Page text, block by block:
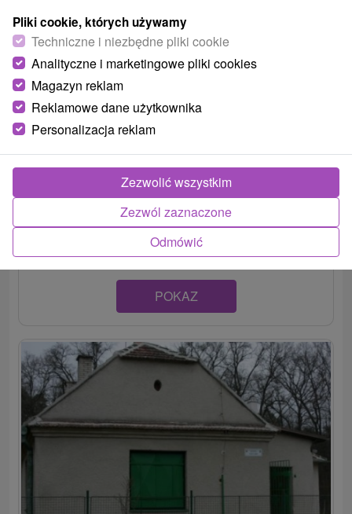
Penzión u Tonky Borský Svätý Jur
Borský Svätý Jur
Rodinný penzión na Záhorí, v rekreačnej oblasti Tomky,
ktorá patrí k obci Borský...
POKAZ
Pliki cookie, których używamy
Techniczne i niezbędne pliki cookie
Analityczne i marketingowe pliki cookies
Magazyn reklam
Reklamowe dane użytkownika
Personalizacja reklam
Odmówić
Zezwól zaznaczone
Zezwolić wszystkim